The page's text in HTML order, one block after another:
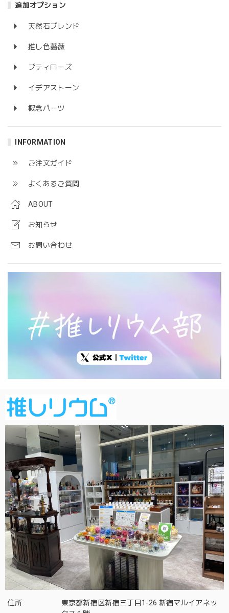
追加オプション
天然石ブレンド
推し色薔薇
プティローズ
イデアストーン
概念パーツ
INFORMATION
ご注文ガイド
よくあるご質問
ABOUT
お知らせ
お問い合わせ
住所
東京都新宿区新宿三丁目1-26 新宿マルイアネッ